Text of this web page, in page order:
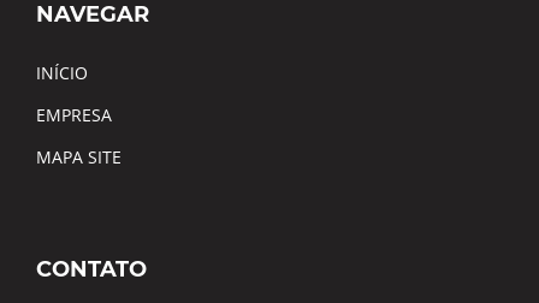
NAVEGAR
INÍCIO
EMPRESA
MAPA SITE
CONTATO